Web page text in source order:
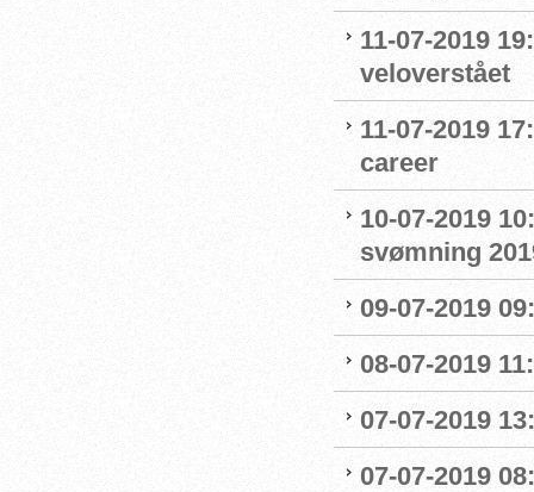
11-07-2019
veloverstået
11-07-2019
career
10-07-2019
svømning
09-07-2019
08-07-2019
07-07-2019
07-07-2019